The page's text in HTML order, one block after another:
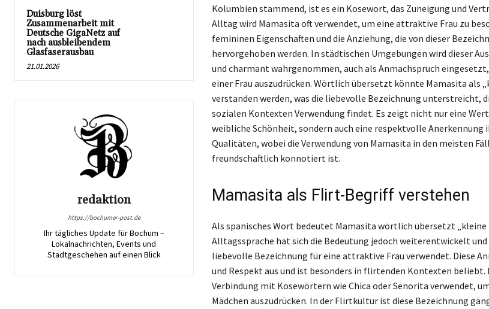
Duisburg löst
Zusammenarbeit mit
Deutsche GigaNetz auf
nach ausbleibendem
Glasfaserausbau
21.01.2026
redaktion
https://bochumer-post.de
Ihr tägliches Update für Bochum –
Lokalnachrichten, Events und
Stadtgeschehen auf einen Blick
Kolumbien stammend, ist es ein Kosewort, das Zuneigung und
Alltag wird Mamasita oft verwendet, um eine attraktive Frau zu
femininen Eigenschaften und die Anziehung, die von dieser
hervorgehoben werden. In städtischen Umgebungen wird dieser
und charmant wahrgenommen, auch als Anmachspruch
einer Frau auszudrücken. Wörtlich übersetzt könnte Mamasita als
verstanden werden, was die liebevolle Bezeichnung unterstreicht,
sozialen Kontexten Verwendung findet. Es zeigt nicht nur eine
weibliche Schönheit, sondern auch eine respektvolle Anerkennung
Qualitäten, wobei die Verwendung von Mamasita in den meisten
freundschaftlich konnotiert ist.
Mamasita als Flirt-Begriff verstehen
Als spanisches Wort bedeutet Mamasita wörtlich übersetzt „kleine
Alltagssprache hat sich die Bedeutung jedoch weiterentwickelt
liebevolle Bezeichnung für eine attraktive Frau verwendet. Diese
und Respekt aus und ist besonders in flirtenden Kontexten beliebt.
Verbindung mit Kosewörtern wie Chica oder Senorita verwendet,
Mädchen auszudrücken. In der Flirtkultur ist diese Bezeichnung